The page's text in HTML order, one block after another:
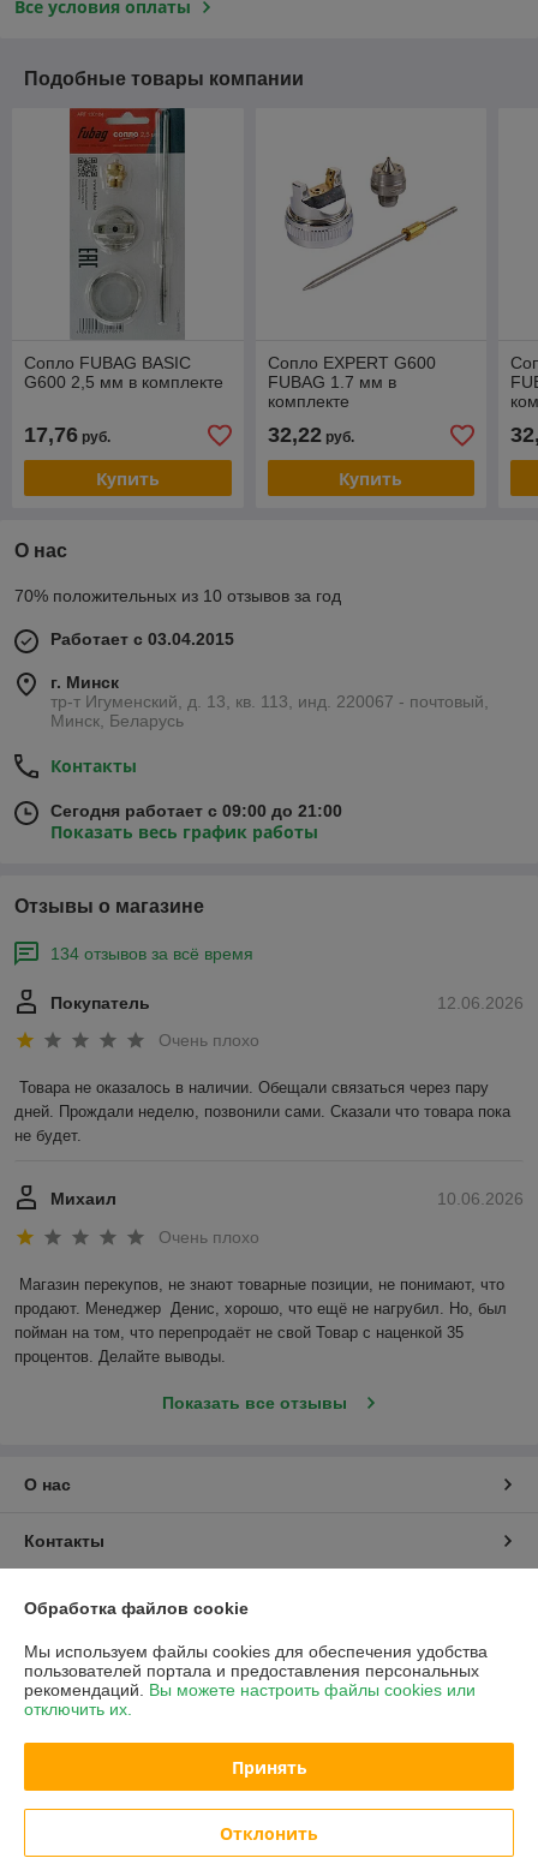
Все условия оплаты
Подобные товары компании
Сопло FUBAG BASIC
G600 2,5 мм в комплекте
17,76 руб.
Купить
Сопло EXPERT G600
FUBAG 1.7 мм в
комплекте
32,22руб.
Купить
О нас
70% положительных из 10 отзывов за год
Работает с 03.04.2015
г. Минск
тр-т Игуменский, д. 13, кв. 113, инд. 220067 - почтовый,
Минск, Беларусь
Контакты
Сегодня работает с 09:00 до 21:00
Показать весь график работы
Отзывы о магазине
134 отзывов за всё время
12.06.2026
Покупатель
Очень плохо
Товара не оказалось в наличии. Обещали связаться через пару
дней. Прождали неделю, позвонили сами. Сказали что товара пока
не будет.
10.06.2026
Михаил
Очень плохо
Магазин перекупов, не знают товарные позиции, не понимают, что
продают. Менеджер  Денис, хорошо, что ещё не нагрубил. Но, был
пойман на том, что перепродаёт не свой Товар с наценкой 35
процентов. Делайте выводы.
Показать все отзывы
О нас
Контакты
График работы
Полная версия сайта
Политика обработки cookies
Обработка файлов cookie
Мы используем файлы cookies для обеспечения удобства
пользователей портала и предоставления персональных
рекомендаций. Вы можете настроить файлы cookies или
отключить их.
Принять
Отклонить